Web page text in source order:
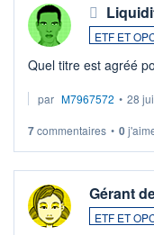
ETF ET
Quel titre est agréé
par M7967572 • 28
7commentaires • 0
Gérant
ETF ET